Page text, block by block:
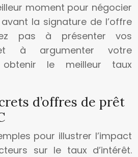
moment pour négocier
la signature de l’offre
pas à présenter vos
à argumenter votre
le meilleur taux
d’offres de prêt
pour illustrer l’impact
sur le taux d’intérêt.